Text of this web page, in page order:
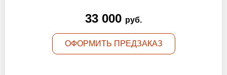
Раменское и вся область!
33 000 руб.
ОФОРМИТЬ ПРЕДЗАКАЗ